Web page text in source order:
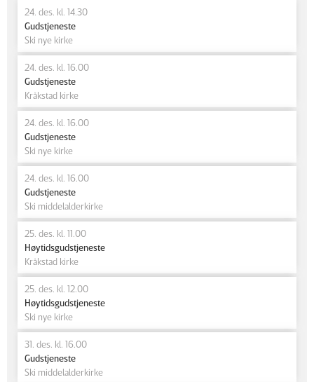
24. des. kl. 14.30
Gudstjeneste
Ski nye kirke
24. des. kl. 16.00
Gudstjeneste
Kråkstad kirke
24. des. kl. 16.00
Gudstjeneste
Ski nye kirke
24. des. kl. 16.00
Gudstjeneste
Ski middelalderkirke
25. des. kl. 11.00
Høytidsgudstjeneste
Kråkstad kirke
25. des. kl. 12.00
Høytidsgudstjeneste
Ski nye kirke
31. des. kl. 16.00
Gudstjeneste
Ski middelalderkirke